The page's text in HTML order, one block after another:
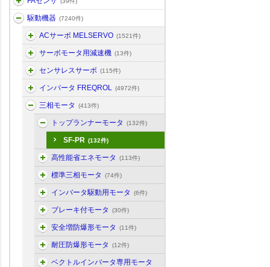
駆動機器 (7240件)
ACサーボ MELSERVO (1521件)
サーボモータ用減速機 (13件)
センサレスサーボ (115件)
インバータ FREQROL (4972件)
三相モータ (413件)
トップランナーモータ (132件)
SF-PR (132件)
高性能省エネモータ (113件)
標準三相モータ (74件)
インバータ駆動用モータ (6件)
ブレーキ付モータ (30件)
安全増防爆形モータ (11件)
耐圧防爆形モータ (12件)
ベクトルインバータ専用モータ